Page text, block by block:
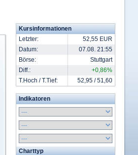
Kursinformationen
Letzter:
52,55 EUR
Datum:
07.08. 21:55
Börse:
Stuttgart
Diff.:
+0,86%
T.Hoch / T.Tief:
52,95 / 51,60
Indikatoren
Charttyp